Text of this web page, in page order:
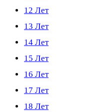
12 Лет
13 Лет
14 Лет
15 Лет
16 Лет
17 Лет
18 Лет